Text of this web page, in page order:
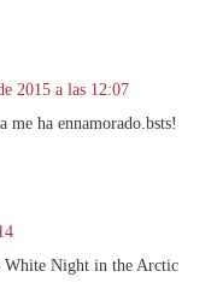
2015 a las 12:07
ha ennamorado.bsts!
White Night in the Arctic